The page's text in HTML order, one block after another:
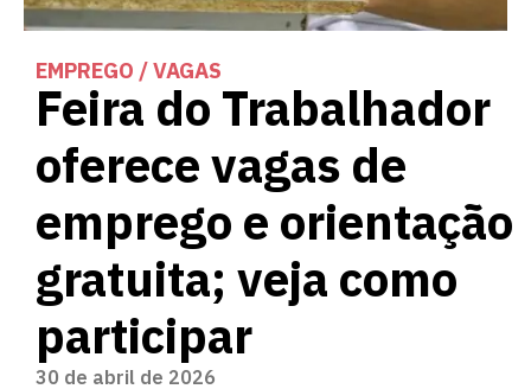
EMPREGO / VAGAS
Feira do Trabalhador
oferece vagas de
emprego e orientação
gratuita; veja como
participar
30 de abril de 2026